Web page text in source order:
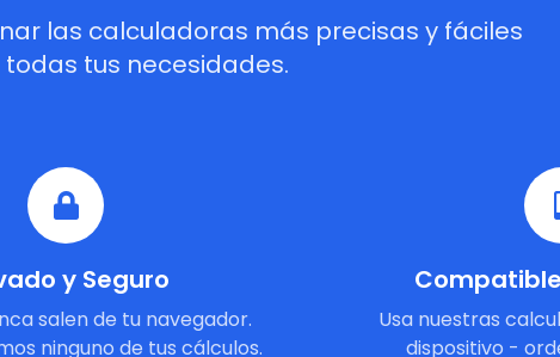
las calculadoras más precisas y fáciles
tus necesidades.
y Seguro
salen de tu navegador.
ninguno de tus cálculos.
Usa nuestras
dispositivo -